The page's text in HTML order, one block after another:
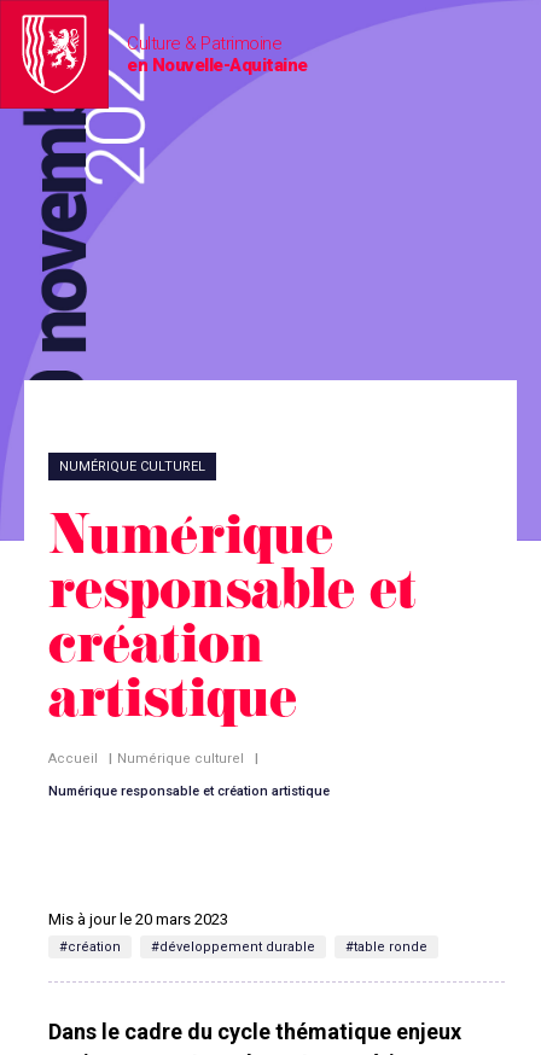
Culture & Patrimoine
en Nouvelle-Aquitaine
NUMÉRIQUE CULTUREL
Numérique
responsable et
création
artistique
Accueil | Numérique culturel |
Numérique responsable et création artistique
Mis à jour le 20 mars 2023
#création #développement durable #table ronde
Dans le cadre du cycle thématique enjeux